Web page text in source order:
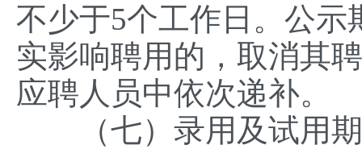
不少于5个工作日。公
实影响聘用的，取消其
应聘人员中依次递补。
（七）录用及试用期